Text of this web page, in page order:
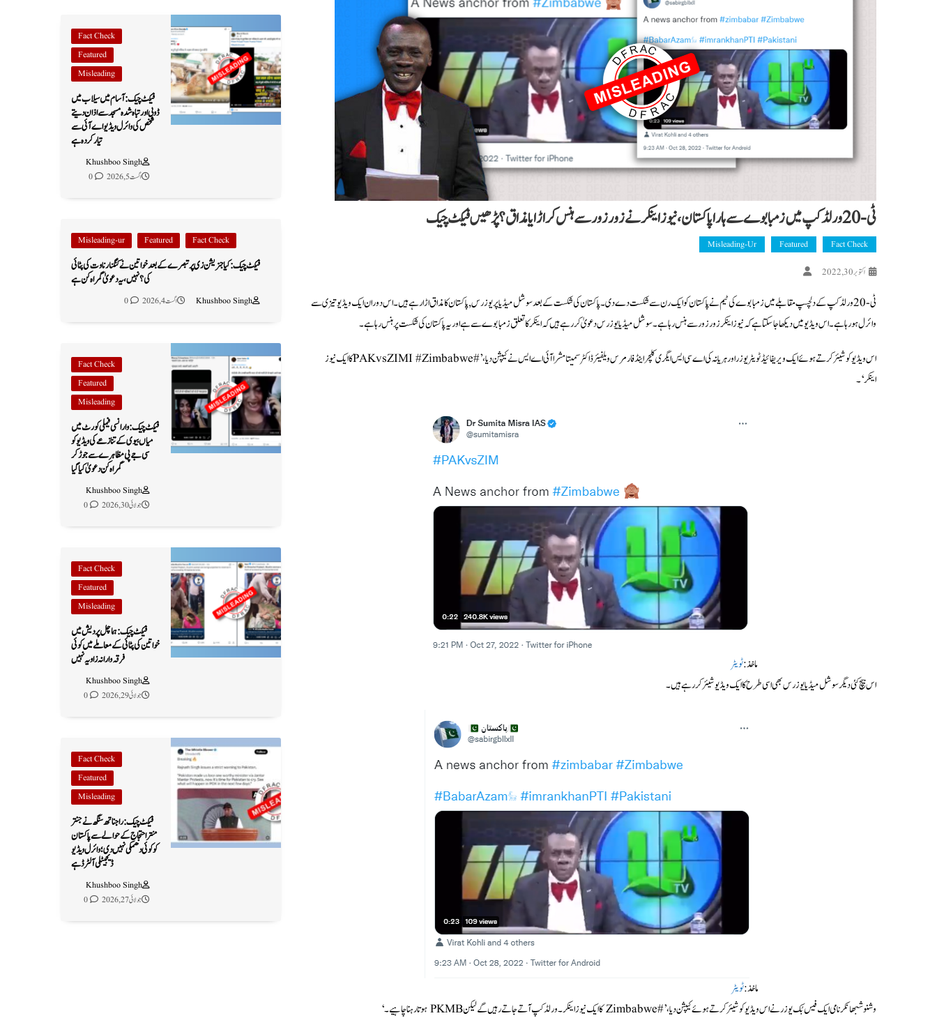
ٹی-20 ورلڈ کپ میں زمبابوے سے ہارا پاکستان، نیوز اینکر نے زور زور سے ہنس کر اڑایا مذاق؟ پڑھیں فیکٹ چیک
Fact Check
Featured
Misleading-Ur
اکتوبر 30, 2022
ٹی-20 ورلڈ کپ کے دلچسپ مقابلے میں زمبابوے کی ٹیم نے پاکستان کو ایک رن سے شکست دے دی۔ پاکستان کی شکست کے بعد سوشل میڈیا پر یوزرس, پاکستان کا مذاق اڑا رہے ہیں۔ اس دوران ایک ویڈیو تیزی سے
وائرل ہو رہا ہے۔ اس ویڈیو میں دیکھا جا سکتا ہے کہ نیوز اینکر زور زور سے ہنس رہا ہے۔ سوشل میڈیا یوزرس دعویٰ کر رہے ہیں کہ اینکر کا تعلق زمبابوے سے ہے اور یہ پاکستان کی شکست پر ہنس رہا ہے۔
اس ویڈیو کو شیئر کرتے ہوئے ایک ویریفائیڈ ٹویٹر یوزر اور ہریانہ کی اے سی ایس ایگری کلچر اینڈ فارمرس ویلفیئر ڈاکٹر سمیتا مشرا آئی اے ایس نے کیپشن دیا،’#PAKvsZIMI #Zimbabweکا ایک نیوز
اینکر‘۔
ماخذ:ٹویٹر
اس بیچ کئی دیگر سوشل میڈیا یوزرس بھی اسی طرح کا ایک ویڈیو شیئر کر رہے ہیں۔
ماخذ:ٹویٹر
وشنو شبھانکر نامی ایک فیس بُک یوزر نے اس ویڈیو کو شیئر کرتے ہوئے کیپشن دیا،’#Zimbabwe کا ایک نیوز اینکر۔ ورلڈ کپ آتے جاتے رہیں گے لیکن PKMB ہوتا رہنا چاہیے۔‘
Fact Check
Featured
Misleading
فیکٹ چیک: آسام میں سیلاب میں
ڈوبی اور تباہ شدہ مسجد سے اذان دیتے
شخص کی وائرل ویڈیو اے آئی سے
تیار کردہ ہے
Khushboo Singh
اگست 5, 2026
0
Fact Check
Featured
Misleading-ur
فیکٹ چیک: کیا جنریشن زی پر تبصرے کے بعد خواتین نے کنگنا رناوت کی پٹائی
کی؟ نہیں، یہ دعویٰ گمراہ کن ہے
Khushboo Singh اگست 4, 2026 0
Fact Check
Featured
Misleading
فیکٹ چیک: وارانسی فیملی کورٹ میں
میاں بیوی کے تنازعے کی ویڈیو کو
سی جے پی مظاہرے سے جوڑ کر
گمراہ کن دعویٰ کیا گیا
Khushboo Singh
جولائی 30, 2026
0
Fact Check
Featured
Misleading
فیکٹ چیک: ہماچل پردیش میں
خواتین کی پٹائی کے معاملے میں کوئی
فرقہ وارانہ زاویہ نہیں
Khushboo Singh
جولائی 29, 2026
0
Fact Check
Featured
Misleading
فیکٹ چیک: راجناتھ سنگھ نے جنتر
منتر احتجاج کے حوالے سے پاکستان
کو کوئی دھمکی نہیں دی؛ وائرل ویڈیو
ڈیجیٹلی آلٹرڈ ہے
Khushboo Singh
جولائی 27, 2026
0